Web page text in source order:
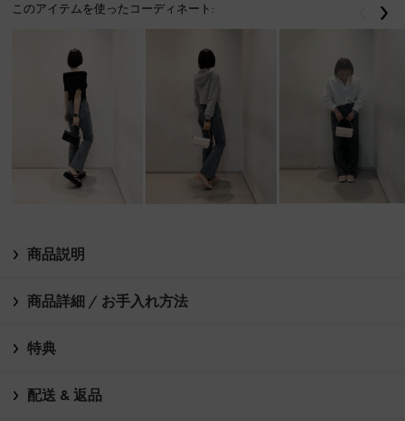
このアイテムを使ったコーディネート: 戻る
商品説明
商品詳細 / お手入れ方法
特典
配送 & 返品